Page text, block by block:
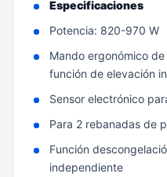
Especificaciones
Potencia: 820-970 W
Mando ergonómico
función de elevación
Sensor electrónico
Para 2 rebanadas de
Función
independiente